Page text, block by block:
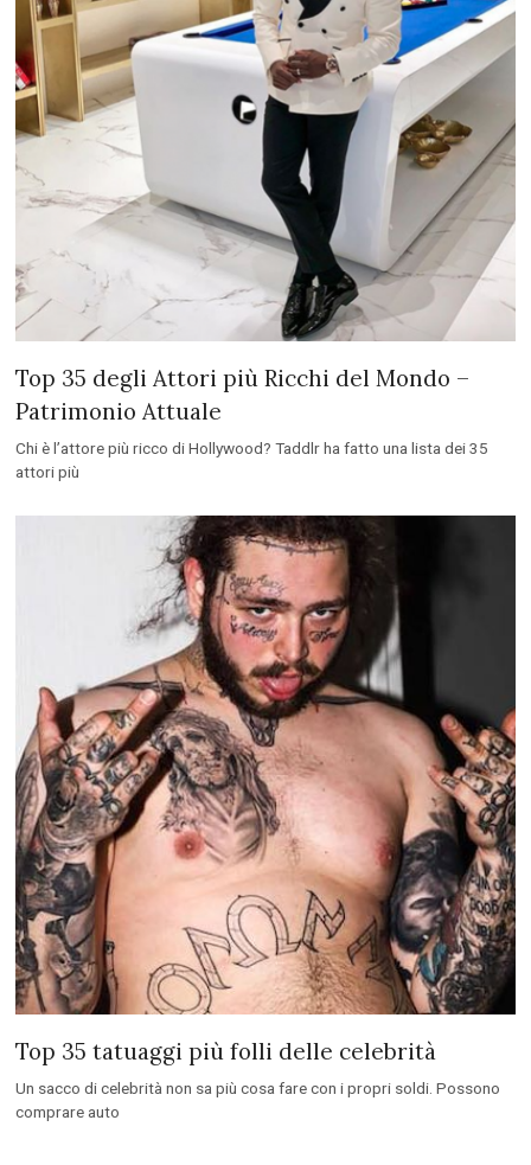
Top 35 degli Attori più Ricchi del Mondo –
Patrimonio Attuale
Chi è l’attore più ricco di Hollywood? Taddlr ha fatto una lista dei 35
attori più
Top 35 tatuaggi più folli delle celebrità
Un sacco di celebrità non sa più cosa fare con i propri soldi. Possono
comprare auto